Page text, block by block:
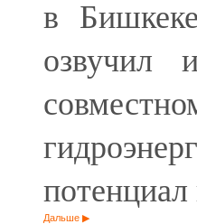
в
озвучил
Дальше